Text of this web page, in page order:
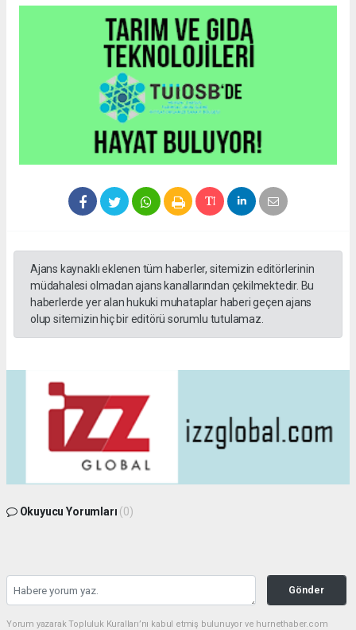
Ajans kaynaklı eklenen tüm haberler, sitemizin editörlerinin
müdahalesi olmadan ajans kanallarından çekilmektedir. Bu
haberlerde yer alan hukuki muhataplar haberi geçen ajans
olup sitemizin hiç bir editörü sorumlu tutulamaz.
Okuyucu Yorumları (0)
Gönder
Yorum yazarak Topluluk Kuralları’nı kabul etmiş bulunuyor ve hurnethaber.com